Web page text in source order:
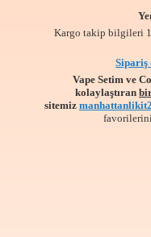
Kargo takip bilgileri
Sipariş
Vape Setim ve
kolaylaştıran
sitemiz